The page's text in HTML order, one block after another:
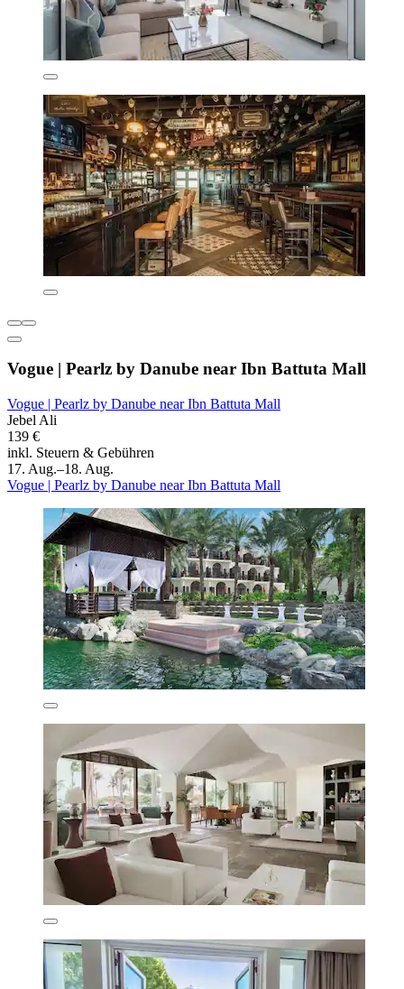
Vogue | Pearlz by Danube near Ibn Battuta Mall
Vogue | Pearlz by Danube near Ibn Battuta Mall
Jebel Ali
139 €
inkl. Steuern & Gebühren
17. Aug.–18. Aug.
Vogue | Pearlz by Danube near Ibn Battuta Mall